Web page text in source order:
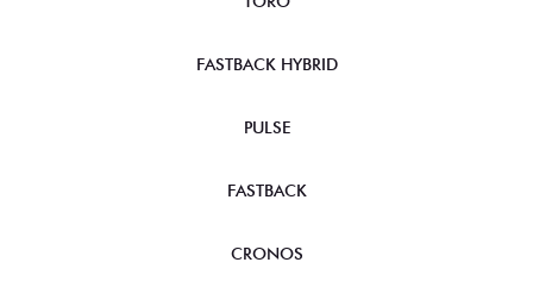
FASTBACK HYBRID
PULSE
FASTBACK
CRONOS